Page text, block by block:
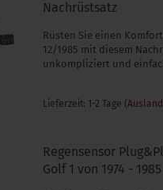
Nachrüstsatz
Rüsten Sie einen
12/1985 mit diesem
unkompliziert und
Lieferzeit: 1-2 Tage
Regensensor
Golf 1 von 1974 - 1985